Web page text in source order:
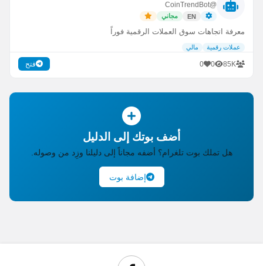
@CoinTrendBot
EN مجاني
معرفة اتجاهات سوق العملات الرقمية فوراً
عملات رقمية مالي
85K
0
0 فتح
أضف بوتك إلى الدليل
هل تملك بوت تلغرام؟ أضفه مجاناً إلى دليلنا وزِد من وصوله.
إضافة بوت